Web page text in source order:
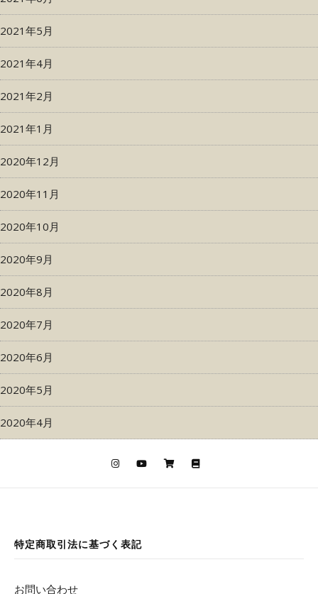
2021年5月
2021年4月
2021年2月
2021年1月
2020年12月
2020年11月
2020年10月
2020年9月
2020年8月
2020年7月
2020年6月
2020年5月
2020年4月
特定商取引法に基づく表記
お問い合わせ